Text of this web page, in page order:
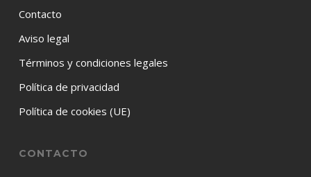
Contacto
Aviso legal
Términos y condiciones legales
Política de privacidad
Política de cookies (UE)
CONTACTO